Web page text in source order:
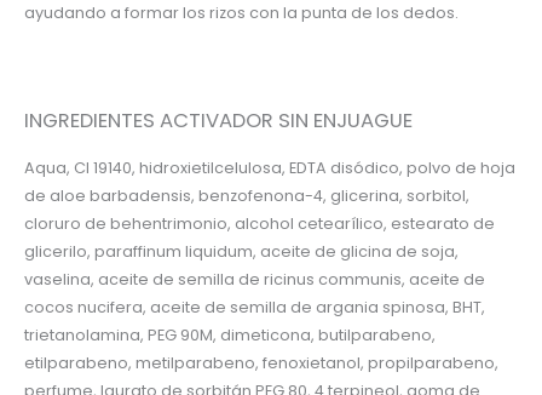
ayudando a formar los rizos con la punta de los dedos.
INGREDIENTES ACTIVADOR SIN ENJUAGUE
Aqua, Cl 19140, hidroxietilcelulosa, EDTA disódico, polvo de hoja
de aloe barbadensis, benzofenona-4, glicerina, sorbitol,
cloruro de behentrimonio, alcohol cetearílico, estearato de
glicerilo, paraffinum liquidum, aceite de glicina de soja,
vaselina, aceite de semilla de ricinus communis, aceite de
cocos nucifera, aceite de semilla de argania spinosa, BHT,
trietanolamina, PEG 90M, dimeticona, butilparabeno,
etilparabeno, metilparabeno, fenoxietanol, propilparabeno,
perfume, laurato de sorbitán PEG 80, 4 terpineol, goma de